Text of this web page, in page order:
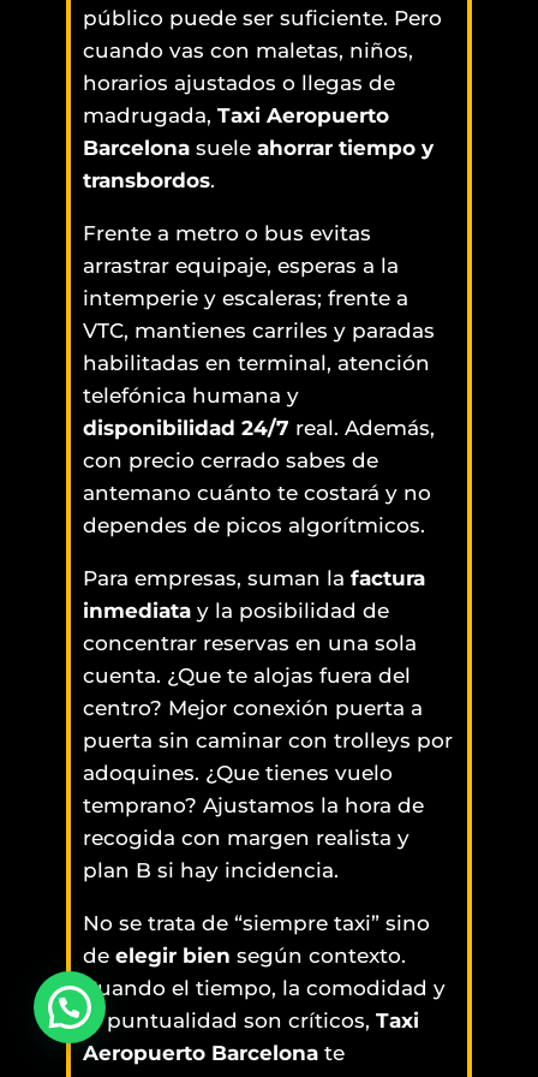
público puede ser suficiente. Pero
cuando vas con maletas, niños,
horarios ajustados o llegas de
madrugada, Taxi Aeropuerto
Barcelonasuele ahorrar tiempo y
transbordos.
Frente a metro o bus evitas
arrastrar equipaje, esperas a la
intemperie y escaleras; frente a
VTC, mantienes carriles y paradas
habilitadas en terminal, atención
telefónica humana y
disponibilidad 24/7 real. Además,
con precio cerrado sabes de
antemano cuánto te costará y no
dependes de picos algorítmicos.
Para empresas, suman la factura
inmediatay la posibilidad de
concentrar reservas en una sola
cuenta. ¿Que te alojas fuera del
centro? Mejor conexión puerta a
puerta sin caminar con trolleys por
adoquines. ¿Que tienes vuelo
temprano? Ajustamos la hora de
recogida con margen realista y
plan B si hay incidencia.
No se trata de “siempre taxi” sino
de elegir bien según contexto.
Cuando el tiempo, la comodidad y
la puntualidad son críticos, Taxi
Aeropuerto Barcelonate
¿Necesitas hacer una reserva?